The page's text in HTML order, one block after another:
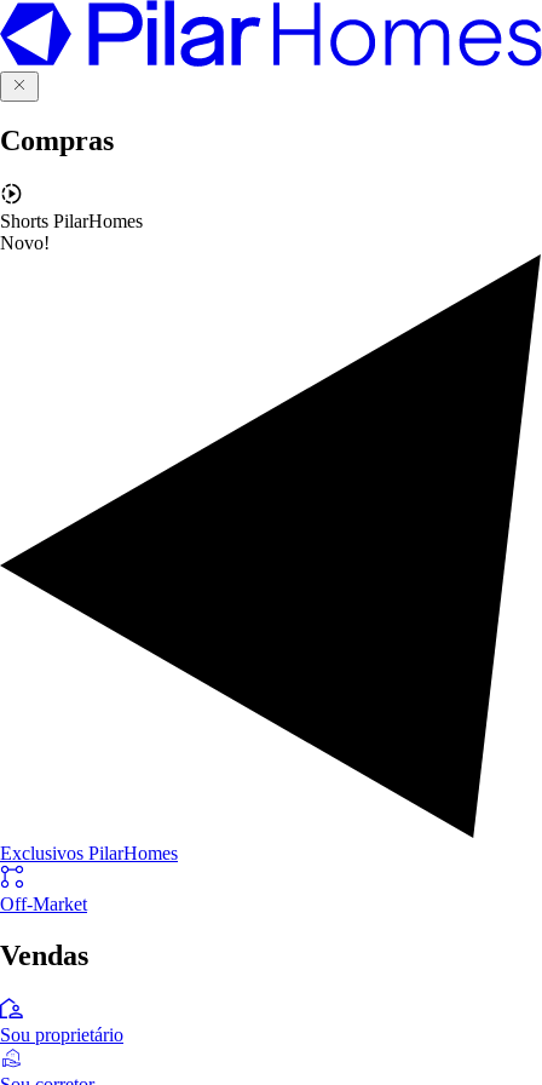
Compras
Shorts PilarHomes
Novo!
Exclusivos PilarHomes
Off-Market
Vendas
Sou proprietário